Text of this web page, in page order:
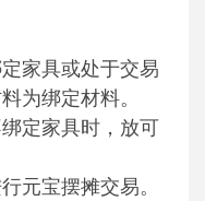
家具或处于交易
为绑定材料。
定家具时，放可
元宝摆摊交易。